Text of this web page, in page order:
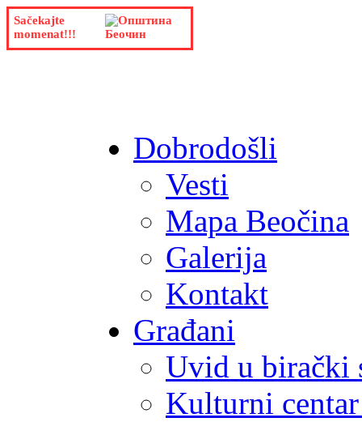
Sačekajte
momenat!!!
Dobrodošli
Vesti
Mapa Beočina
Galerija
Kontakt
Građani
Uvid u birački
Kulturni